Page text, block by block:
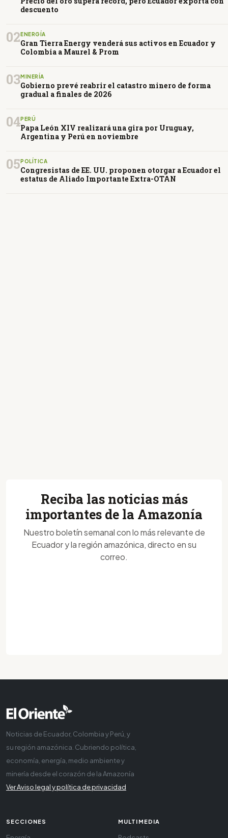
descuento
02 ENERGÍA
Gran Tierra Energy venderá sus activos en Ecuador y
Colombia a Maurel & Prom
03MINERÍA
Gobierno prevé reabrir el catastro minero de forma
gradual a finales de 2026
04PERÚ
Papa León XIV realizará una gira por Uruguay,
Argentina y Perú en noviembre
05 POLÍTICA
Congresistas de EE. UU. proponen otorgar a Ecuador el
estatus de Aliado Importante Extra-OTAN
Reciba las noticias más
importantes de la Amazonía
Nuestro boletín semanal con lo más relevante de
Ecuador y la región amazónica, directo en su
correo.
Noticias de Ecuador, Colombia y Perú, y
su región amazónica. Cubriendo política,
economía, energía, medio ambiente y
minería desde el corazón de la Amazonía
Ver Aviso legal y política de privacidad
SECCIONES MULTIMEDIA